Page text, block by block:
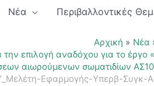
Νέα Περιβαλλοντικές
Αρχική
Νέα
την επιλογή αναδόχου για το
αιωρούμενων σωματιδίων ΑΣ10
Εφαρμογής-Yπερβ-